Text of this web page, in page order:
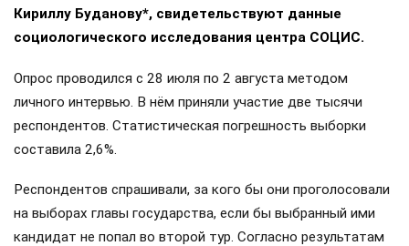
Кириллу Буданову*, свидетельствуют данные
социологического исследования центра СОЦИС.
Опрос проводился с 28 июля по 2 августа методом
личного интервью. В нём приняли участие две тысячи
респондентов. Статистическая погрешность выборки
составила 2,6%.
Респондентов спрашивали, за кого бы они проголосовали
на выборах главы государства, если бы выбранный ими
кандидат не попал во второй тур. Согласно результатам